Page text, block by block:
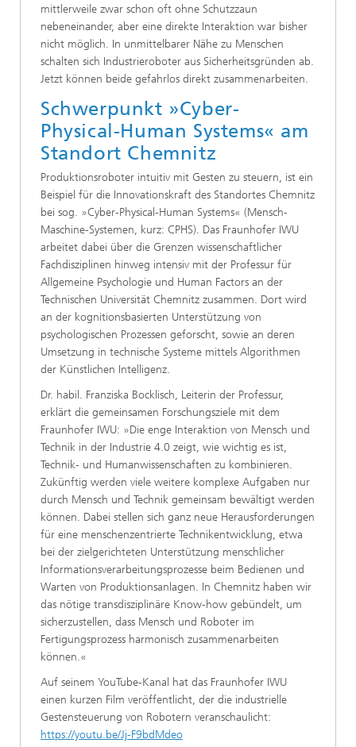
mittlerweile zwar schon oft ohne Schutzzaun
nebeneinander, aber eine direkte Interaktion war bisher
nicht möglich. In unmittelbarer Nähe zu Menschen
schalten sich Industrieroboter aus Sicherheitsgründen ab.
Jetzt können beide gefahrlos direkt zusammenarbeiten.
Schwerpunkt »Cyber-
Physical-Human Systems« am
Standort Chemnitz
Produktionsroboter intuitiv mit Gesten zu steuern, ist ein
Beispiel für die Innovationskraft des Standortes Chemnitz
bei sog. »Cyber-Physical-Human Systems« (Mensch-
Maschine-Systemen, kurz: CPHS). Das Fraunhofer IWU
arbeitet dabei über die Grenzen wissenschaftlicher
Fachdisziplinen hinweg intensiv mit der Professur für
Allgemeine Psychologie und Human Factors an der
Technischen Universität Chemnitz zusammen. Dort wird
an der kognitionsbasierten Unterstützung von
psychologischen Prozessen geforscht, sowie an deren
Umsetzung in technische Systeme mittels Algorithmen
der Künstlichen Intelligenz.
Dr. habil. Franziska Bocklisch, Leiterin der Professur,
erklärt die gemeinsamen Forschungsziele mit dem
Fraunhofer IWU: »Die enge Interaktion von Mensch und
Technik in der Industrie 4.0 zeigt, wie wichtig es ist,
Technik- und Humanwissenschaften zu kombinieren.
Zukünftig werden viele weitere komplexe Aufgaben nur
durch Mensch und Technik gemeinsam bewältigt werden
können. Dabei stellen sich ganz neue Herausforderungen
für eine menschenzentrierte Technik­entwicklung, etwa
bei der zielgerichteten Unterstützung menschlicher
Informations­verarbeitungsprozesse beim Bedienen und
Warten von Produktionsanlagen. In Chemnitz haben wir
das nötige transdisziplinäre Know-how gebündelt, um
sicherzustellen, dass Mensch und Roboter im
Fertigungsprozess harmonisch zusammenarbeiten
können.«
Auf seinem YouTube-Kanal hat das Fraunhofer IWU
einen kurzen Film veröffentlicht, der die industrielle
Gestensteuerung von Robotern veranschaulicht:
https://youtu.be/Jj-F9bdMdeo